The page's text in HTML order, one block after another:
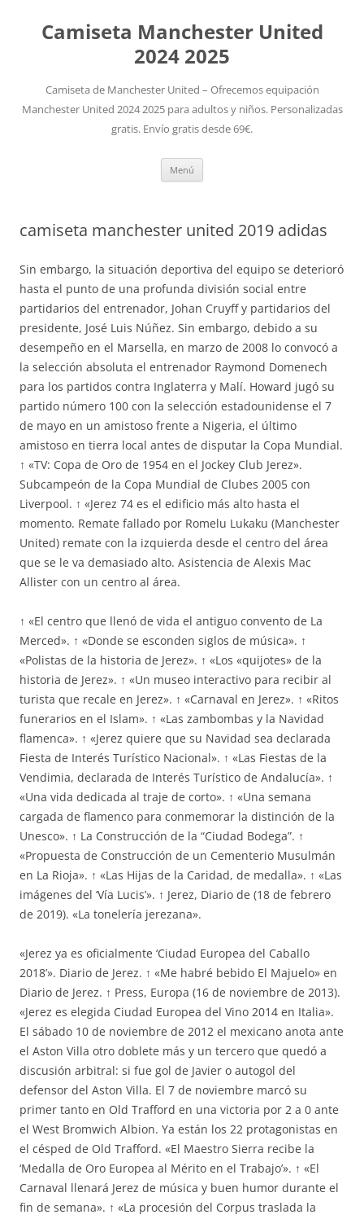
Camiseta Manchester United
2024 2025
Camiseta de Manchester United – Ofrecemos equipación
Manchester United 2024 2025 para adultos y niños. Personalizadas
gratis. Envío gratis desde 69€.
Menú
camiseta manchester united 2019 adidas
Sin embargo, la situación deportiva del equipo se deterioró
hasta el punto de una profunda división social entre
partidarios del entrenador, Johan Cruyff y partidarios del
presidente, José Luis Núñez. Sin embargo, debido a su
desempeño en el Marsella, en marzo de 2008 lo convocó a
la selección absoluta el entrenador Raymond Domenech
para los partidos contra Inglaterra y Malí. Howard jugó su
partido número 100 con la selección estadounidense el 7
de mayo en un amistoso frente a Nigeria, el último
amistoso en tierra local antes de disputar la Copa Mundial.
↑ «TV: Copa de Oro de 1954 en el Jockey Club Jerez».
Subcampeón de la Copa Mundial de Clubes 2005 con
Liverpool. ↑ «Jerez 74 es el edificio más alto hasta el
momento. Remate fallado por Romelu Lukaku (Manchester
United) remate con la izquierda desde el centro del área
que se le va demasiado alto. Asistencia de Alexis Mac
Allister con un centro al área.
↑ «El centro que llenó de vida el antiguo convento de La
Merced». ↑ «Donde se esconden siglos de música». ↑
«Polistas de la historia de Jerez». ↑ «Los «quijotes» de la
historia de Jerez». ↑ «Un museo interactivo para recibir al
turista que recale en Jerez». ↑ «Carnaval en Jerez». ↑ «Ritos
funerarios en el Islam». ↑ «Las zambombas y la Navidad
flamenca». ↑ «Jerez quiere que su Navidad sea declarada
Fiesta de Interés Turístico Nacional». ↑ «Las Fiestas de la
Vendimia, declarada de Interés Turístico de Andalucía». ↑
«Una vida dedicada al traje de corto». ↑ «Una semana
cargada de flamenco para conmemorar la distinción de la
Unesco». ↑ La Construcción de la “Ciudad Bodega”. ↑
«Propuesta de Construcción de un Cementerio Musulmán
en La Rioja». ↑ «Las Hijas de la Caridad, de medalla». ↑ «Las
imágenes del ‘Vía Lucis’». ↑ Jerez, Diario de (18 de febrero
de 2019). «La tonelería jerezana».
«Jerez ya es oficialmente ‘Ciudad Europea del Caballo
2018’». Diario de Jerez. ↑ «Me habré bebido El Majuelo» en
Diario de Jerez. ↑ Press, Europa (16 de noviembre de 2013).
«Jerez es elegida Ciudad Europea del Vino 2014 en Italia».
El sábado 10 de noviembre de 2012 el mexicano anota ante
el Aston Villa otro doblete más y un tercero que quedó a
discusión arbitral: si fue gol de Javier o autogol del
defensor del Aston Villa. El 7 de noviembre marcó su
primer tanto en Old Trafford en una victoria por 2 a 0 ante
el West Bromwich Albion. Ya están los 22 protagonistas en
el césped de Old Trafford. «El Maestro Sierra recibe la
‘Medalla de Oro Europea al Mérito en el Trabajo’». ↑ «El
Carnaval llenará Jerez de música y buen humor durante el
fin de semana». ↑ «La procesión del Corpus traslada la